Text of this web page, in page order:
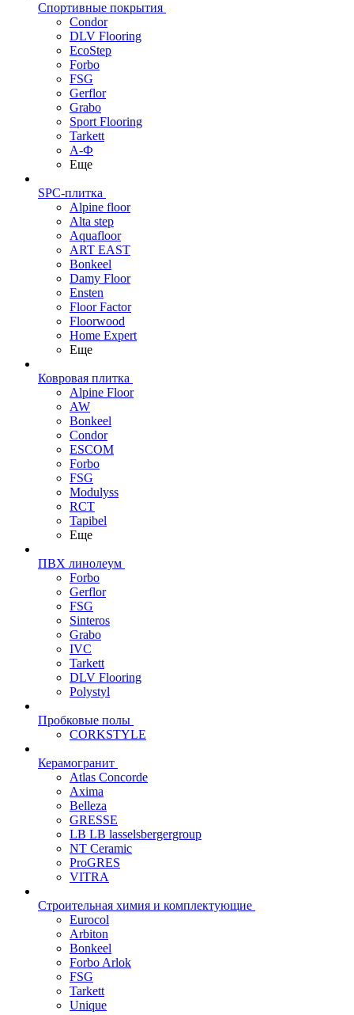
Спортивные покрытия
Condor
DLV Flooring
EcoStep
Forbo
FSG
Gerflor
Grabo
Sport Flooring
Tarkett
А-Ф
Еще
SPC-плитка
Alpine floor
Alta step
Aquafloor
ART EAST
Bonkeel
Damy Floor
Ensten
Floor Factor
Floorwood
Home Expert
Еще
Ковровая плитка
Alpine Floor
AW
Bonkeel
Condor
ESCOM
Forbo
FSG
Modulyss
RCT
Tapibel
Еще
ПВХ линолеум
Forbo
Gerflor
FSG
Sinteros
Grabo
IVC
Tarkett
DLV Flooring
Polystyl
Пробковые полы
CORKSTYLE
Керамогранит
Atlas Concorde
Axima
Belleza
GRESSE
LB LB lasselsbergergroup
NT Ceramic
ProGRES
VITRA
Строительная химия и комплектующие
Eurocol
Arbiton
Bonkeel
Forbo Arlok
FSG
Tarkett
Unique